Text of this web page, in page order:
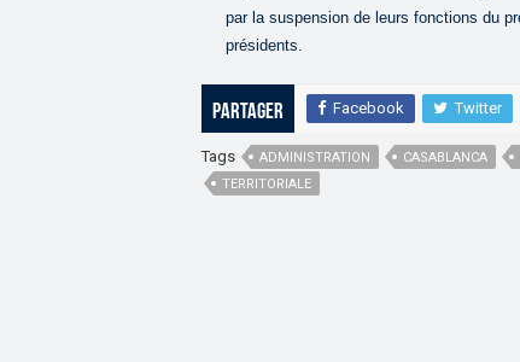
par la suspension de leurs fonctions du
présidents.
Partager Facebook Twitter
Tags ADMINISTRATION CASABLANCA
TERRITORIALE